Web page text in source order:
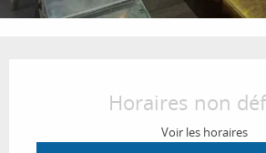
Horaires non
Voir les horaires